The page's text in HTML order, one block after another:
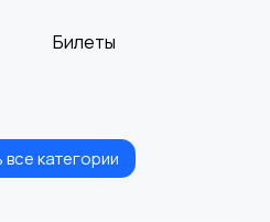
Билеты
Игровые приставки
категории